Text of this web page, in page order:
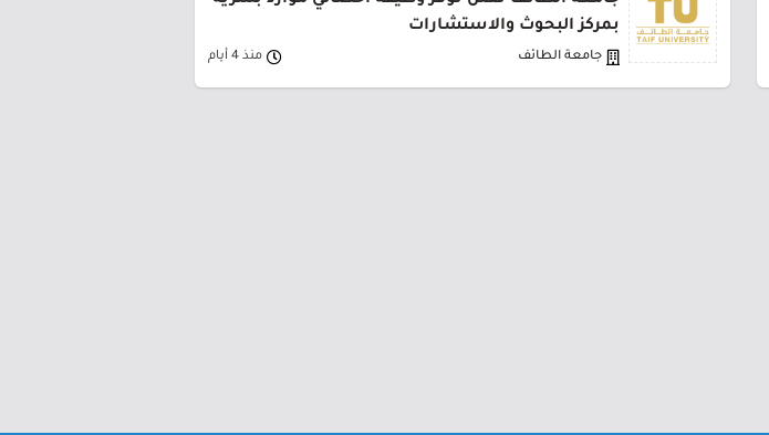
بمركز البحوث والاستشارات
جامعة الطائف منذ 4 أيام